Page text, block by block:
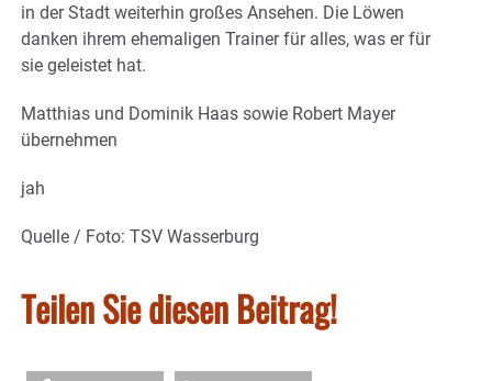
in der Stadt weiterhin großes Ansehen. Die Löwen
danken ihrem ehemaligen Trainer für alles, was er für
sie geleistet hat.
Matthias und Dominik Haas sowie Robert Mayer
übernehmen
jah
Quelle / Foto: TSV Wasserburg
Teilen Sie diesen Beitrag!